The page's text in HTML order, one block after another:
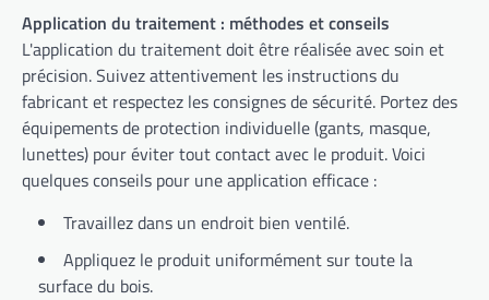
Application du traitement : méthodes et conseils
L'application du traitement doit être réalisée avec soin et
précision. Suivez attentivement les instructions du
fabricant et respectez les consignes de sécurité. Portez des
équipements de protection individuelle (gants, masque,
lunettes) pour éviter tout contact avec le produit. Voici
quelques conseils pour une application efficace :
Travaillez dans un endroit bien ventilé.
Appliquez le produit uniformément sur toute la
surface du bois.